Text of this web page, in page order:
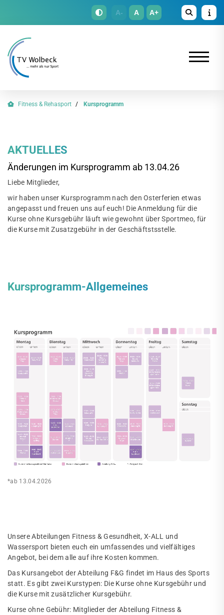
A- A A+
Fitness & Rehasport Kursprogramm
AKTUELLES
Änderungen im Kursprogramm ab 13.04.26
Liebe Mitglieder,
wir haben unser Kursprogramm nach den Osterferien etwas
angepasst und freuen uns auf euch! Die Anmeldung für die
Kurse ohne Kursgebühr läuft wie gewohnt über Sportmeo, für
die Kurse mit Zusatzgebühr in der Geschäftstsstelle.
Kursprogramm-Allgemeines
*ab 13.04.2026
Unsere Abteilungen Fitness & Gesundheit, X-ALL und
Wassersport bieten euch ein umfassendes und vielfältiges
Angebot, bei dem alle auf ihre Kosten kommen.
Das Kursangebot der Abteilung F&G findet im Haus des Sports
statt. Es gibt zwei Kurstypen: Die Kurse ohne Kursgebühr und
die Kurse mit zusätzlicher Kursgebühr.
Kurse ohne Gebühr: Mitglieder der Abteilung Fitness &